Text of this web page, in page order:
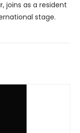
joins as a resident
stage.